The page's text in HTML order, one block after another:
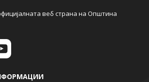
веб страна на Општина